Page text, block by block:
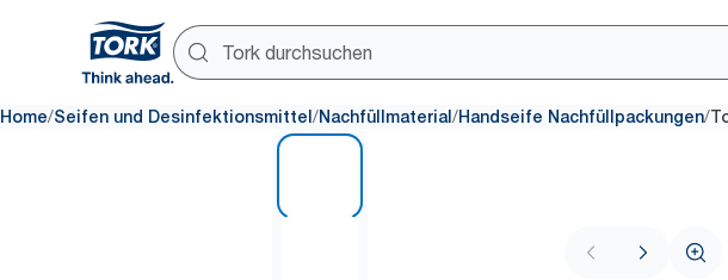
Home/Seifen und Desinfektionsmittel /Nachfüllmaterial/Handseife Nachfüllpackungen/